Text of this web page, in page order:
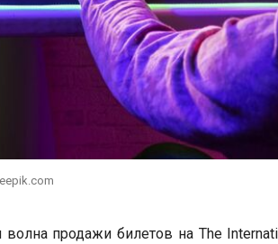
волна продажи билетов на The